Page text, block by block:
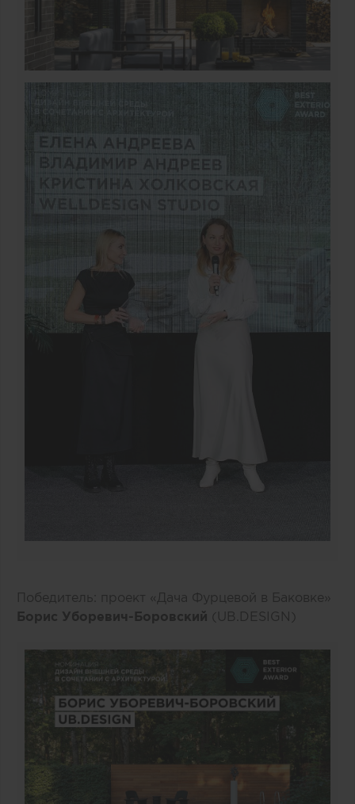
Победитель: проект «Дача Фурцевой в Баковке»
Борис Уборевич-Боровский (UB.DESIGN)